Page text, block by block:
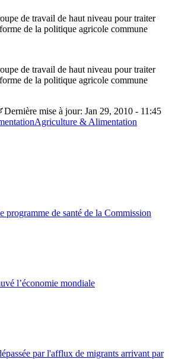
de travail de haut niveau pour traiter
de la politique agricole commune
de travail de haut niveau pour traiter
de la politique agricole commune
Dernière mise à jour: Jan 29, 2010 - 11:45
Agriculture & Alimentation
programme de santé de la Commission
l’économie mondiale
par l'afflux de migrants arrivant par